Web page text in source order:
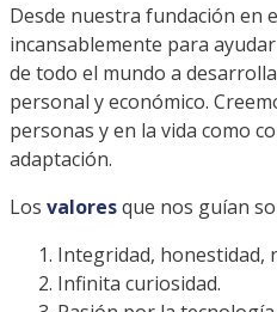
Desde nuestra fundación en
incansablemente para
de todo el mundo a
personal y económico.
personas y en la vida como
adaptación.
Los valoresque nos guían
Integridad, honestidad,
Infinita curiosidad.